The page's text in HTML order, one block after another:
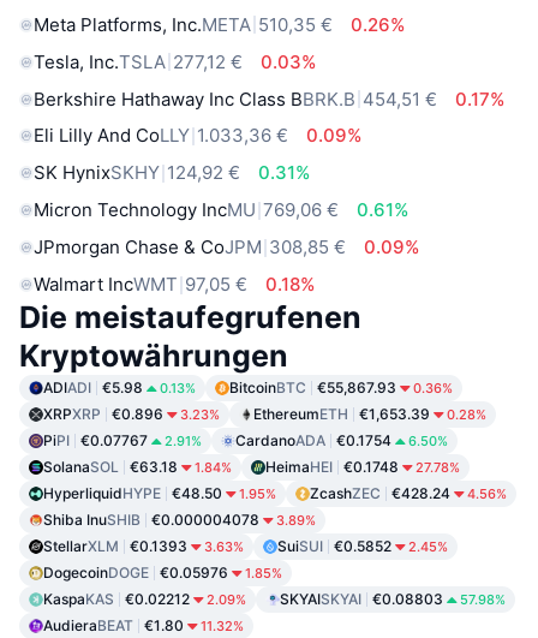
Meta Platforms, Inc.META 510,35 €
0.26%
Tesla, Inc.TSLA 277,12 €
0.03%
Berkshire Hathaway Inc Class BBRK.B 454,51 €
0.17%
Eli Lilly And CoLLY 1.033,36 €
0.09%
SK HynixSKHY 124,92 €
0.31%
Micron Technology IncMU 769,06 €
0.61%
JPmorgan Chase & CoJPM 308,85 €
0.09%
Walmart IncWMT 97,05 € 0.18%
Die meistaufegrufenen
Kryptowährungen
ADIADI €5.98 0.13% BitcoinBTC €55,867.93 0.36%
XRPXRP €0.896 3.23% EthereumETH €1,653.39 0.28%
PiPI €0.07767 2.91% CardanoADA €0.1754 6.50%
SolanaSOL €63.18 1.84% HeimaHEI €0.1748 27.78%
HyperliquidHYPE €48.50 1.95% ZcashZEC €428.24 4.56%
Shiba InuSHIB €0.000004078 3.89%
StellarXLM €0.1393 3.63% SuiSUI €0.5852 2.45%
DogecoinDOGE €0.05976 1.85%
KaspaKAS €0.02212 2.09% SKYAISKYAI €0.08803 57.98%
AudieraBEAT €1.80 11.32%